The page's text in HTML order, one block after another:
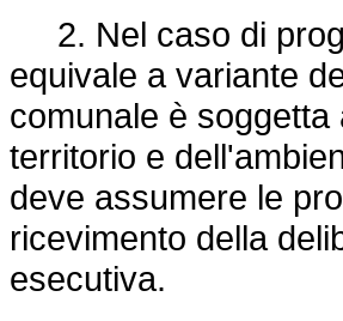
2. Nel caso di
equivale a variante
comunale è
territorio e
deve assumere le
ricevimento della
esecutiva.